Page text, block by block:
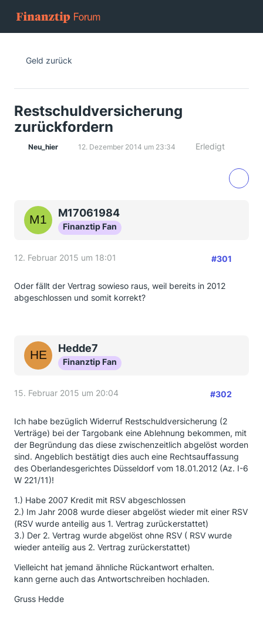
Geld zurück
Restschuldversicherung
zurückfordern
Neu_hier 12. Dezember 2014 um 23:34 Erledigt
M17061984
Finanztip Fan
12. Februar 2015 um 18:01 #301
Oder fällt der Vertrag sowieso raus, weil bereits in 2012
abgeschlossen und somit korrekt?
Hedde7
Finanztip Fan
15. Februar 2015 um 20:04 #302
Ich habe bezüglich Widerruf Restschuldversicherung (2
Verträge) bei der Targobank eine Ablehnung bekommen, mit
der Begründung das diese zwischenzeitlich abgelöst worden
sind. Angeblich bestätigt dies auch eine Rechtsauffassung
des Oberlandesgerichtes Düsseldorf vom 18.01.2012 (Az. I-6
W 221/11)!
1.) Habe 2007 Kredit mit RSV abgeschlossen
2.) Im Jahr 2008 wurde dieser abgelöst wieder mit einer RSV
(RSV wurde anteilig aus 1. Vertrag zurückerstattet)
3.) Der 2. Vertrag wurde abgelöst ohne RSV ( RSV wurde
wieder anteilig aus 2. Vertrag zurückerstattet)
Vielleicht hat jemand ähnliche Rückantwort erhalten.
kann gerne auch das Antwortschreiben hochladen.
Gruss Hedde